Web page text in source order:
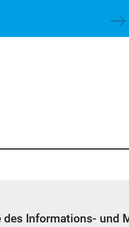
des Informations- und